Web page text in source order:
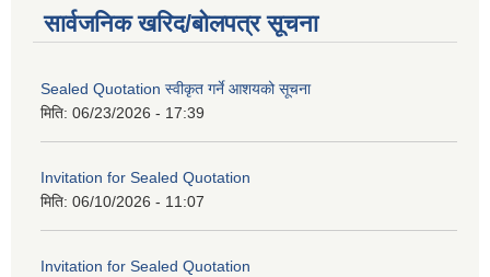
सार्वजनिक खरिद/बोलपत्र सूचना
Sealed Quotation स्वीकृत गर्ने आशयको सूचना
मिति: 06/23/2026 - 17:39
Invitation for Sealed Quotation
मिति: 06/10/2026 - 11:07
Invitation for Sealed Quotation